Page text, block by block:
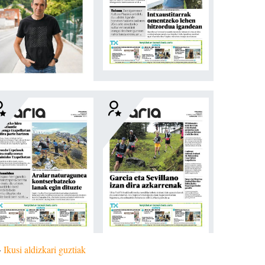
Ikusi aldizkari guztiak